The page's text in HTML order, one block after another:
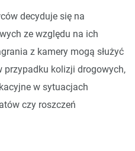
decyduje się na
ze względu na ich
z kamery mogą służyć
przypadku kolizji drogowych,
w sytuacjach
czy roszczeń